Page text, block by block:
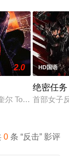
房屋中超过
2.0
尔 Tobey
HD国语
绝密任务
首部女子
0 条 “反击” 影评